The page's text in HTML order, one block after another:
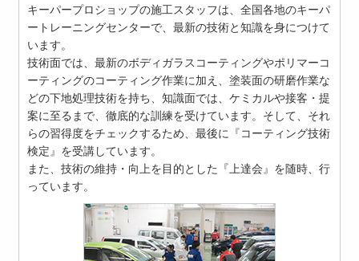
キーパープロショップの施工スタッフは、全国各地のキーパ
ートレーニングセンターで、最新の技術と知識を身につけて
います。
技術面では、最新のボディガラスコーティングやポリマーコ
ーティングのコーティング作業に加え、塗装面の研磨作業な
どの下地処理技術を持ち、知識面では、ケミカルや接客・提
案に至るまで、徹底的な訓練を受けています。そして、それ
らの習得度をチェックするため、最後に『コーティング技術
検定』を受講しています。
また、技術の維持・向上を目的とした『上達会』を随時、行
っています。